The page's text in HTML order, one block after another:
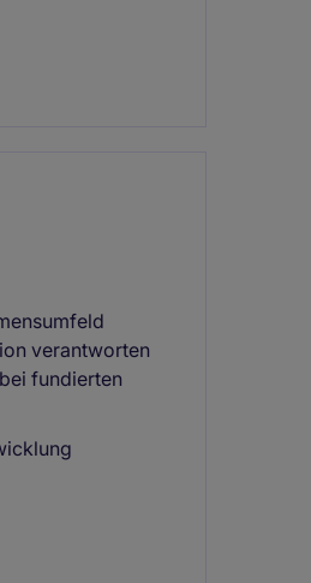
verantworten
fundierten